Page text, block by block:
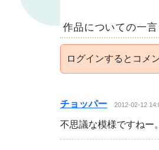
作品についての一言
ログインするとコメ
チョッパー 2012-02-12
不思議な模様ですねー。